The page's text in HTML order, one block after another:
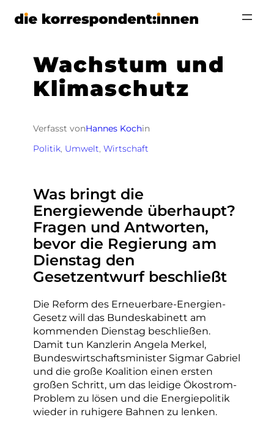
Zum
Wachstum und
Klimaschutz
Verfasst vonHannes Kochin
Politik, Umwelt, Wirtschaft
Was bringt die
Energiewende überhaupt?
Fragen und Antworten,
bevor die Regierung am
Dienstag den
Gesetzentwurf beschließt
Die Reform des Erneuerbare-Energien-
Gesetz will das Bundeskabinett am
kommenden Dienstag beschließen.
Damit tun Kanzlerin Angela Merkel,
Bundeswirtschaftsminister Sigmar Gabriel
und die große Koalition einen ersten
großen Schritt, um das leidige Ökostrom-
Problem zu lösen und die Energiepolitik
wieder in ruhigere Bahnen zu lenken.